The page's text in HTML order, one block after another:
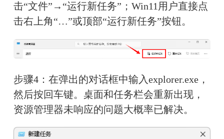
击“文件”→“运行新任务”；Win11用户直接点
击右上角“…”或顶部“运行新任务”按钮。
步骤4：在弹出的对话框中输入explorer.exe，
然后按回车键。桌面和任务栏会重新出现，
资源管理器未响应的问题大概率已解决。